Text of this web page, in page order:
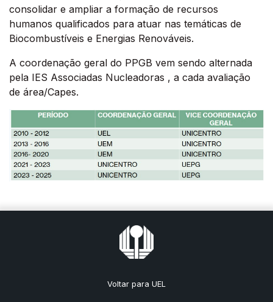
consolidar e ampliar a formação de recursos
humanos qualificados para atuar nas temáticas de
Biocombustíveis e Energias Renováveis.
A coordenação geral do PPGB vem sendo alternada
pela IES Associadas Nucleadoras , a cada avaliação
de área/Capes.
Voltar para UEL